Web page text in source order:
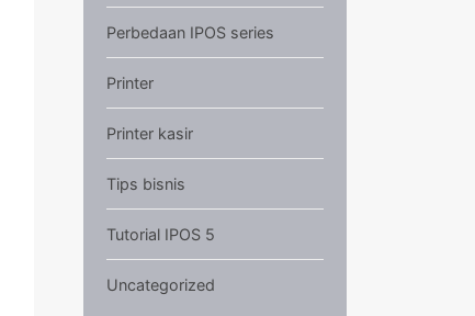
Perbedaan IPOS series
Printer
Printer kasir
Tips bisnis
Tutorial IPOS 5
Uncategorized